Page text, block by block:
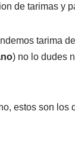
de tarimas y
tarima
) no lo dudes
estos son los